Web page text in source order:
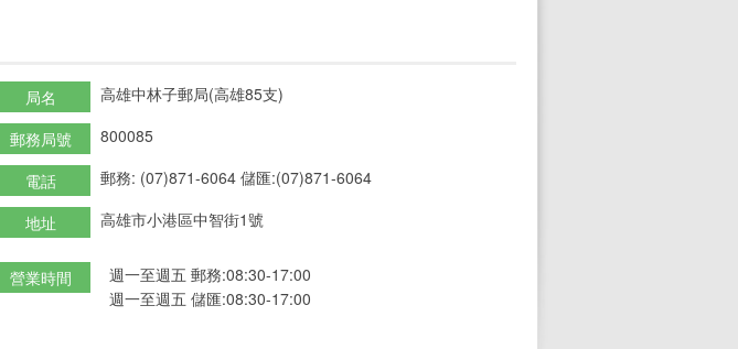
局名 高雄中林子郵局(高雄85支)
郵務局號 800085
電話 郵務: (07)871-6064 儲匯:(07)871-6064
地址 高雄市小港區中智街1號
營業時間
週一至週五 郵務:08:30-17:00
週一至週五 儲匯:08:30-17:00